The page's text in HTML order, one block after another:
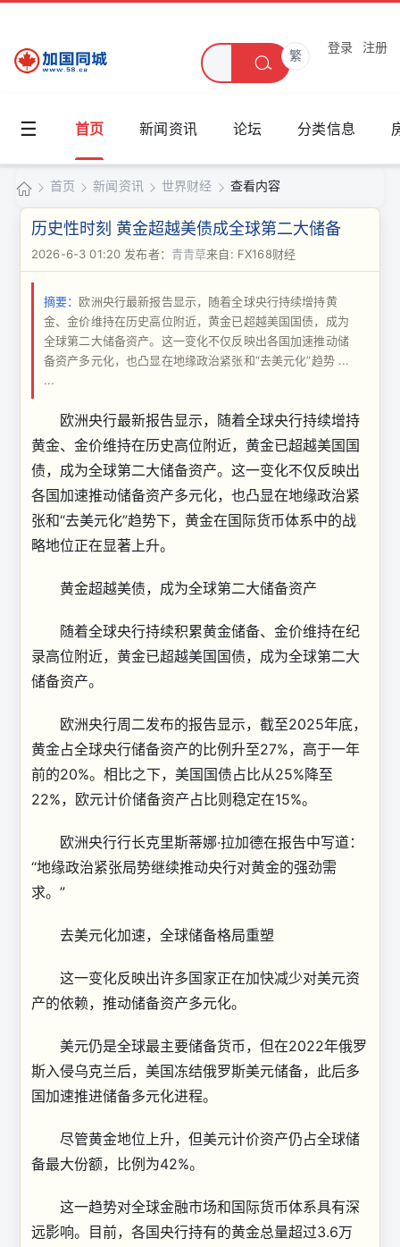
繁
登录 注册
☰ 首页 新闻资讯 论坛 分类信息
加
同
›
首页
›
新闻资讯
›
世界财经
›
查看内容
历史性时刻 黄金超越美债成全球第二大储备
2026-6-3 01:20 发布者： 青青草来自: FX168财经
摘要： 欧洲央行最新报告显示，随着全球央行持续增持黄
金、金价维持在历史高位附近，黄金已超越美国国债，成为
全球第二大储备资产。这一变化不仅反映出各国加速推动储
备资产多元化，也凸显在地缘政治紧张和“去美元化”趋势 ...
...
欧洲央行最新报告显示，随着全球央行持续增持
黄金、金价维持在历史高位附近，黄金已超越美国国
债，成为全球第二大储备资产。这一变化不仅反映出
各国加速推动储备资产多元化，也凸显在地缘政治紧
张和“去美元化”趋势下，黄金在国际货币体系中的战
略地位正在显著上升。
黄金超越美债，成为全球第二大储备资产
随着全球央行持续积累黄金储备、金价维持在纪
录高位附近，黄金已超越美国国债，成为全球第二大
储备资产。
欧洲央行周二发布的报告显示，截至2025年底，
黄金占全球央行储备资产的比例升至27%，高于一年
前的20%。相比之下，美国国债占比从25%降至
22%，欧元计价储备资产占比则稳定在15%。
欧洲央行行长克里斯蒂娜·拉加德在报告中写道：
“地缘政治紧张局势继续推动央行对黄金的强劲需
求。”
去美元化加速，全球储备格局重塑
这一变化反映出许多国家正在加快减少对美元资
产的依赖，推动储备资产多元化。
美元仍是全球最主要储备货币，但在2022年俄罗
斯入侵乌克兰后，美国冻结俄罗斯美元储备，此后多
国加速推进储备多元化进程。
尽管黄金地位上升，但美元计价资产仍占全球储
备最大份额，比例为42%。
这一趋势对全球金融市场和国际货币体系具有深
远影响。目前，各国央行持有的黄金总量超过3.6万